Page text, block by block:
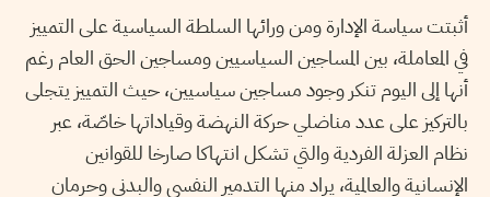
أثبتت سياسة الإدارة ومن ورائها السلطة السياسية على التمييز
في المعاملة، بين المساجين السياسيين ومساجين الحق العام رغم
أنها إلى اليوم تنكر وجود مساجين سياسيين، حيث التمييز يتجلى
بالتركيز على عدد مناضلي حركة النهضة وقياداتها خاصّة، عبر
نظام العزلة الفردية والتي تشكل انتهاكا صارخا للقوانين
الإنسانية والعالمية، يراد منها التدمير النفسي والبدني وحرمان